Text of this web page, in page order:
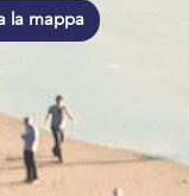
la mappa